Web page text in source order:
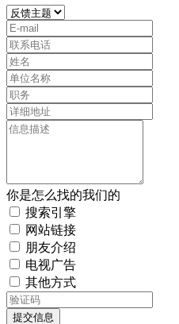
你是怎么找的我们的
搜索引擎
网站链接
朋友介绍
电视广告
其他方式
提交信息